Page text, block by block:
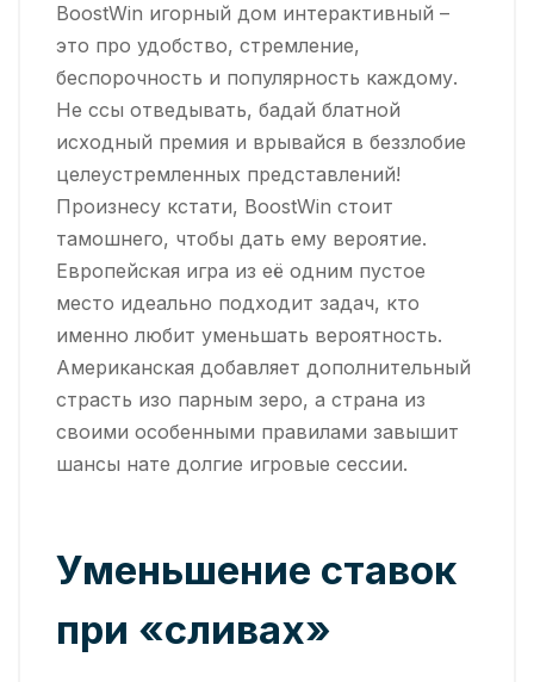
BoostWin игорный дом интерактивный –
это про удобство, стремление,
беспорочность и популярность каждому.
Не ссы отведывать, бадай блатной
исходный премия и врывайся в беззлобие
целеустремленных представлений!
Произнесу кстати, BoostWin стоит
тамошнего, чтобы дать ему вероятие.
Европейская игра из её одним пустое
место идеально подходит задач, кто
именно любит уменьшать вероятность.
Американская добавляет дополнительный
страсть изо парным зеро, а страна из
своими особенными правилами завышит
шансы нате долгие игровые сессии.
Уменьшение ставок
при «сливах»